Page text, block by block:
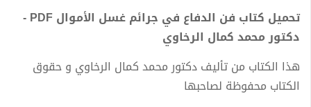
تحميل كتاب فن الدفاع في جرائم غسل الأموال PDF -
دكتور محمد كمال الرخاوي
هذا الكتاب من تأليف دكتور محمد كمال الرخاوي و حقوق
الكتاب محفوظة لصاحبها